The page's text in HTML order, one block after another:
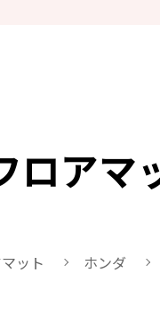
ロアマ
ット ホンダ